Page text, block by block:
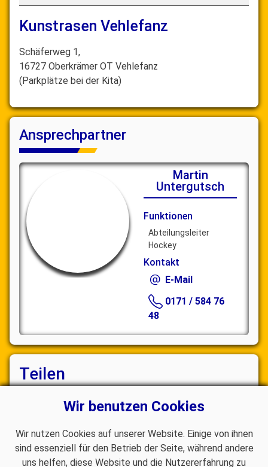
Kunstrasen Vehlefanz
Schäferweg 1,
16727 Oberkrämer OT Vehlefanz
(Parkplätze bei der Kita)
Ansprechpartner
Martin
Untergutsch
Funktionen
Abteilungsleiter
Hockey
Kontakt
E-Mail
0171 / 584 76
48
Teilen
Wir benutzen Cookies
Wir nutzen Cookies auf unserer Website. Einige von ihnen
sind essenziell für den Betrieb der Seite, während andere
uns helfen, diese Website und die Nutzererfahrung zu